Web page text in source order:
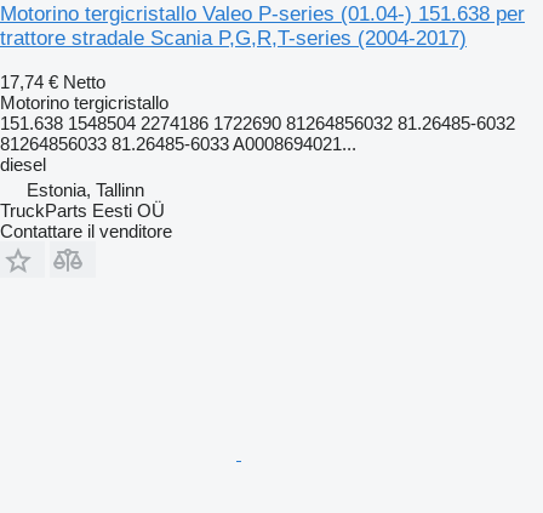
Motorino tergicristallo Valeo P-series (01.04-) 151.638 per
trattore stradale Scania P,G,R,T-series (2004-2017)
17,74 € Netto
Motorino tergicristallo
151.638 1548504 2274186 1722690 81264856032 81.26485-6032
81264856033 81.26485-6033 A0008694021...
diesel
Estonia, Tallinn
TruckParts Eesti OÜ
Contattare il venditore